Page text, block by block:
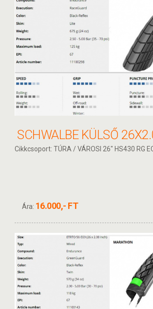
Cikkcsoport: TÚRA / VÁROSI 26" HS430 RG
Ára: 16.000,- FT